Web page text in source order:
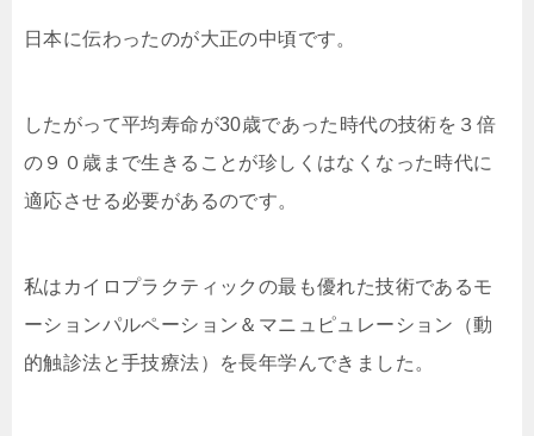
日本に伝わったのが大正の中頃です。
したがって平均寿命が30歳であった時代の技術を３倍
の９０歳まで生きることが珍しくはなくなった時代に
適応させる必要があるのです。
私はカイロプラクティックの最も優れた技術であるモ
ーションパルペーション＆マニュピュレーション（動
的触診法と手技療法）を長年学んできました。